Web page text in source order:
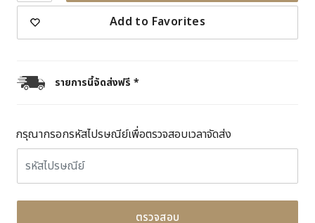
Add to Favorites
รายการนี้จัดส่งฟรี *
กรุณากรอกรหัสไปรษณีย์เพื่อตรวจสอบเวลาจัดส่ง
ตรวจสอบ